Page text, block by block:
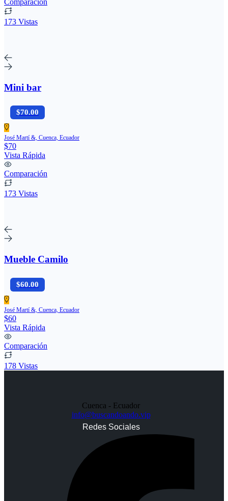
Comparación
173 Vistas
Mini bar
$70.00
José Martí &, Cuenca, Ecuador
$70
Vista Rápida
Comparación
173 Vistas
Mueble Camilo
$60.00
José Martí &, Cuenca, Ecuador
$60
Vista Rápida
Comparación
178 Vistas
Cuenca - Ecuador
info@buscandoando.vip
Redes Sociales